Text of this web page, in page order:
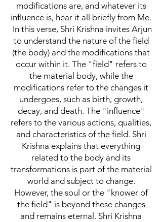
modifications are, and whatever its
influence is, hear it all briefly from Me.
In this verse, Shri Krishna invites Arjun
to understand the nature of the field
(the body) and the modifications that
occur within it. The "field" refers to
the material body, while the
modifications refer to the changes it
undergoes, such as birth, growth,
decay, and death. The "influence"
refers to the various actions, qualities,
and characteristics of the field. Shri
Krishna explains that everything
related to the body and its
transformations is part of the material
world and subject to change.
However, the soul or the "knower of
the field" is beyond these changes
and remains eternal. Shri Krishna